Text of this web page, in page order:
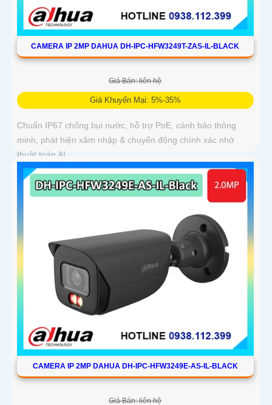
CAMERA IP 2MP DAHUA DH-IPC-HFW3249T-ZAS-IL-BLACK
Giá Bán: liên hệ
Giá Khuyến Mại: 5%-35%
Chuẩn IP67 chống bụi nước, hỗ trợ PoE, cảnh báo thông
minh, phát hiện xâm nhập & chuyển động chính xác nhờ
thuật toán AI
CAMERA IP 2MP DAHUA DH-IPC-HFW3249E-AS-IL-BLACK
Giá Bán: liên hệ